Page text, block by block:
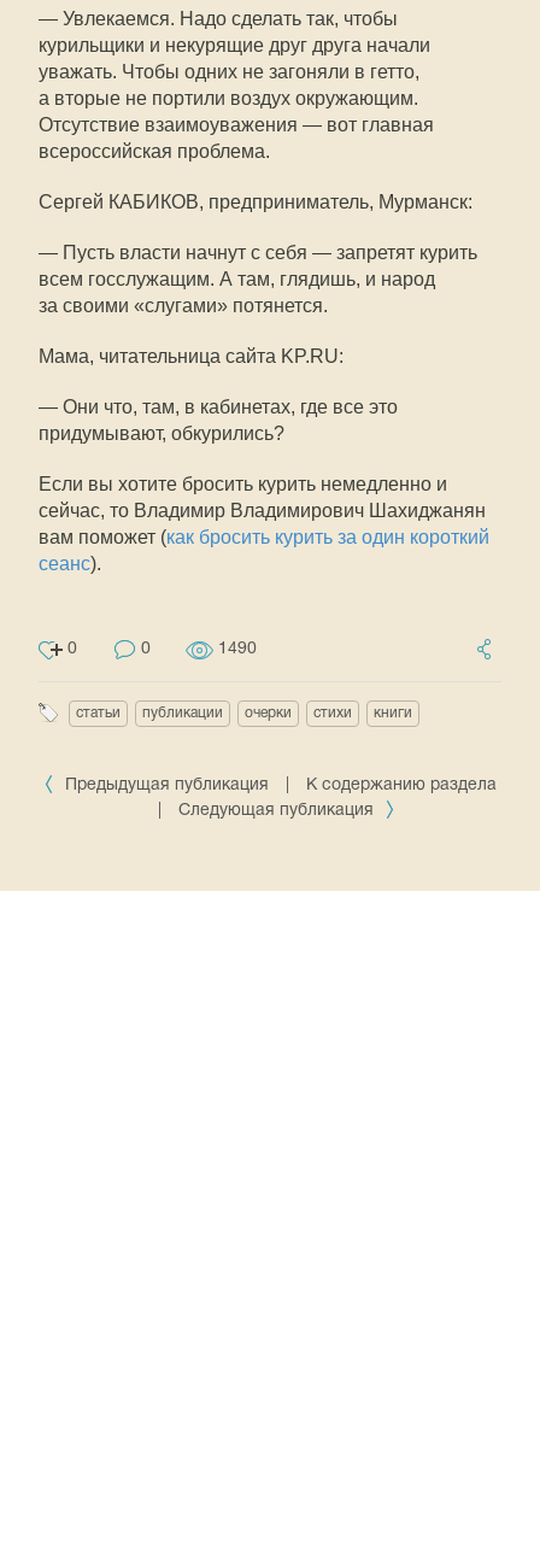
— Увлекаемся. Надо сделать так, чтобы
курильщики и некурящие друг друга начали
уважать. Чтобы одних не загоняли в гетто,
а вторые не портили воздух окружающим.
Отсутствие взаимоуважения — вот главная
всероссийская проблема.
Сергей КАБИКОВ, предприниматель, Мурманск:
— Пусть власти начнут с себя — запретят курить
всем госслужащим. А там, глядишь, и народ
за своими «слугами» потянется.
Мама, читательница сайта KP.RU:
— Они что, там, в кабинетах, где все это
придумывают, обкурились?
Если вы хотите бросить курить немедленно и
сейчас, то Владимир Владимирович Шахиджанян
вам поможет (как бросить курить за один короткий
сеанс).
0 0 1490
статьи публикации очерки стихи книги
Предыдущая публикация
К содержанию раздела
Следующая публикация